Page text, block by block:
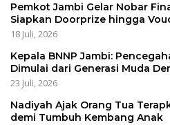
Pemkot Jambi Gelar Nobar
Siapkan Doorprize hingga
18 Juli, 2026
Kepala BNNP Jambi:
Dimulai dari Generasi Muda
23 Juli, 2026
Nadiyah Ajak Orang Tua
demi Tumbuh Kembang Anak